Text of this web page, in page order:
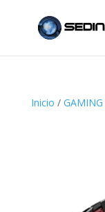
Inicio / GAMING